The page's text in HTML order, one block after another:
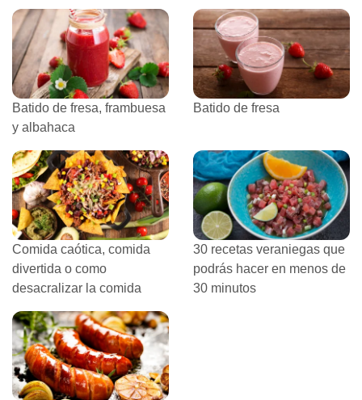
Batido de fresa, frambuesa
y albahaca
Batido de fresa
Comida caótica, comida
divertida o como
desacralizar la comida
30 recetas veraniegas que
podrás hacer en menos de
30 minutos